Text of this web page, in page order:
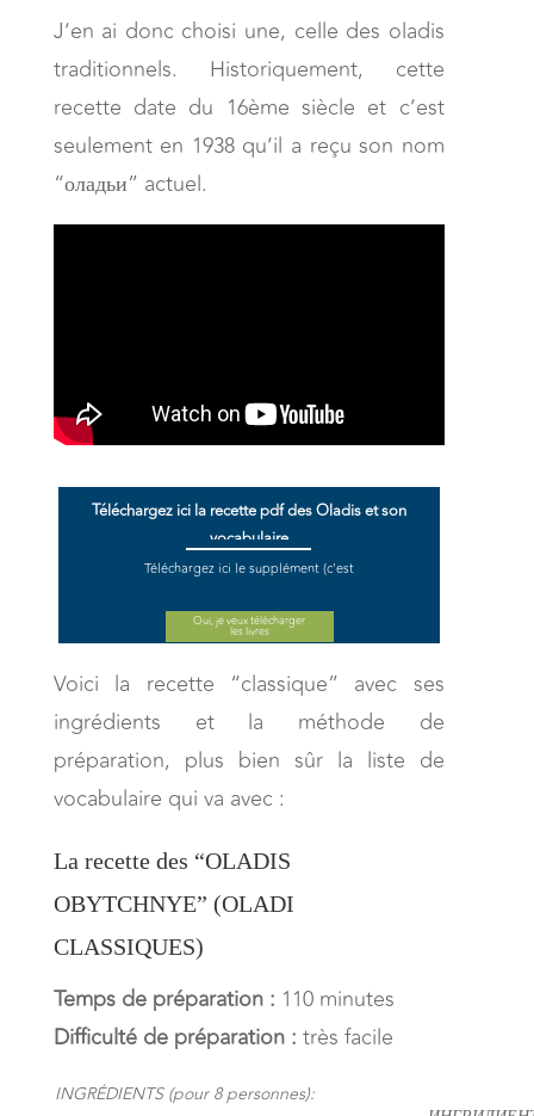
J’en ai donc choisi une, celle des oladis
traditionnels. Historiquement, cette
recette date du 16ème siècle et c’est
seulement en 1938 qu’il a reçu son nom
“оладьи” actuel.
Téléchargez ici la recette pdf des Oladis et son
vocabulaire
Téléchargez ici le supplément (c'est
Oui, je veux télécharger
les livres
Voici la recette “classique” avec ses
ingrédients et la méthode de
préparation, plus bien sûr la liste de
vocabulaire qui va avec :
La recette des “OLADIS
OBYTCHNYE” (OLADI
CLASSIQUES)
Temps de préparation : 110 minutes
Difficulté de préparation : très facile
INGRÉDIENTS (pour 8 personnes):